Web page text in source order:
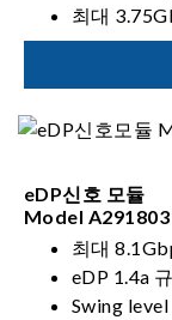
최대
eDP신호 모듈
Model A291803
최대
eDP 1.4a
Swing